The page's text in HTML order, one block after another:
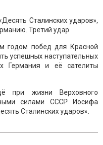
годом побед для Красной
успешных наступательных
Германия и её сателиты
при жизни Верховного
силами СССР Иосифа
Сталинских ударов».